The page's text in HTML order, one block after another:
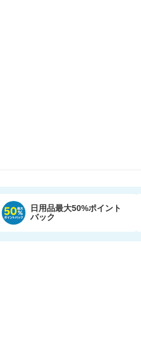
日用品最大50%ポイント
バック